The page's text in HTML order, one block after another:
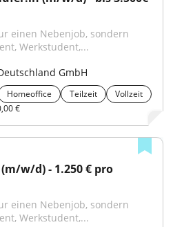
einen Nebenjob, sondern
Werkstudent,...
GmbH
Homeoffice Teilzeit
Vollzeit
€
(m/w/d) - 1.250 € pro
einen Nebenjob, sondern
Werkstudent,...